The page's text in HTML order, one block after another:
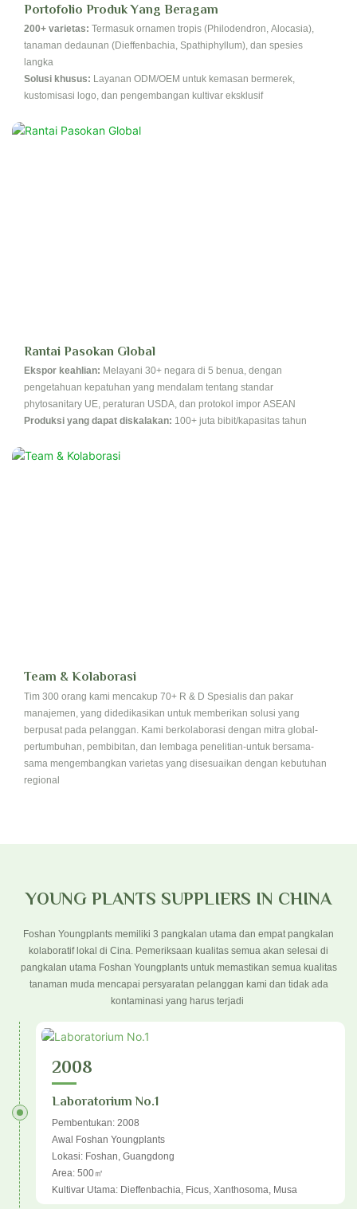
Portofolio Produk Yang Beragam
200+ varietas: Termasuk ornamen tropis (Philodendron, Alocasia),
tanaman dedaunan (Dieffenbachia, Spathiphyllum), dan spesies
langka
Solusi khusus: Layanan ODM/OEM untuk kemasan bermerek,
kustomisasi logo, dan pengembangan kultivar eksklusif
Rantai Pasokan Global
Ekspor keahlian: Melayani 30+ negara di 5 benua, dengan
pengetahuan kepatuhan yang mendalam tentang standar
phytosanitary UE, peraturan USDA, dan protokol impor ASEAN
Produksi yang dapat diskalakan: 100+ juta bibit/kapasitas tahun
Team & Kolaborasi
Tim 300 orang kami mencakup 70+ R & D Spesialis dan pakar
manajemen, yang didedikasikan untuk memberikan solusi yang
berpusat pada pelanggan. Kami berkolaborasi dengan mitra global-
pertumbuhan, pembibitan, dan lembaga penelitian-untuk bersama-
sama mengembangkan varietas yang disesuaikan dengan kebutuhan
regional
YOUNG PLANTS SUPPLIERS IN CHINA
Foshan Youngplants memiliki 3 pangkalan utama dan empat pangkalan
kolaboratif lokal di Cina. Pemeriksaan kualitas semua akan selesai di
pangkalan utama Foshan Youngplants untuk memastikan semua kualitas
tanaman muda mencapai persyaratan pelanggan kami dan tidak ada
kontaminasi yang harus terjadi
2008
Laboratorium No.1
Pembentukan: 2008
Awal Foshan Youngplants
Lokasi: Foshan, Guangdong
Area: 500㎡
Kultivar Utama: Dieffenbachia, Ficus, Xanthosoma, Musa